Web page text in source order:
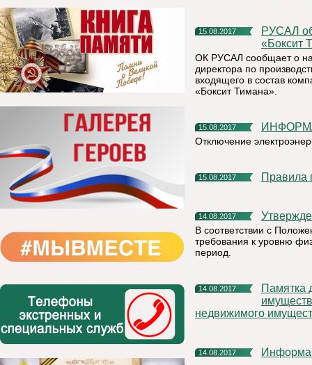
15.08.2017
РУСАЛ объявляет о кадровом изменении на предприятии
«Боксит
ОК РУСАЛ сообщает о
директора по
входящего в состав
«Боксит Тимана».
15.08.2017
Отключение
15.08.2017
14.08.2017
В соответствии с
требования к уровню
период.
14.08.2017
Памятка для владельцев заложенных объектов недвижимого
недвижимого
14.08.2017